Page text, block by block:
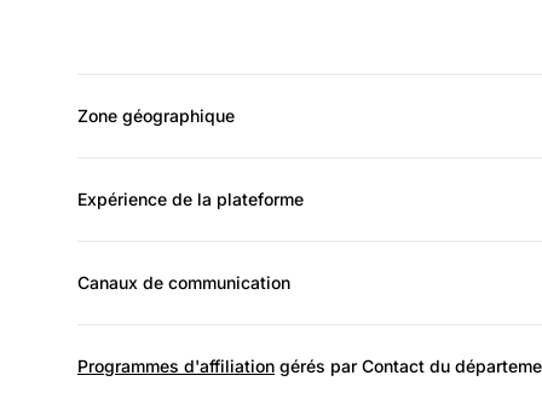
Zone géographique
Expérience de la plateforme
Canaux de communication
Programmes d'affiliation gérés par Contact du